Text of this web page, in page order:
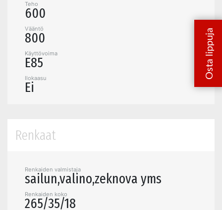
Teho
600
Vääntö
800
Käyttövoima
E85
Ilokaasu
Ei
Renkaat
Renkaiden valmistaja
sailun,valino,zeknova yms
Renkaiden koko
265/35/18